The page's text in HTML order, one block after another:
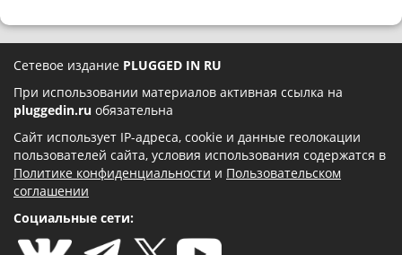
Сетевое издание PLUGGED IN RU
При использовании материалов активная ссылка на
pluggedin.ru обязательна
Сайт использует IP-адреса, cookie и данные геолокации
пользователей сайта, условия использования содержатся в
Политике конфиденциальности и Пользовательском
соглашении
Социальные сети: